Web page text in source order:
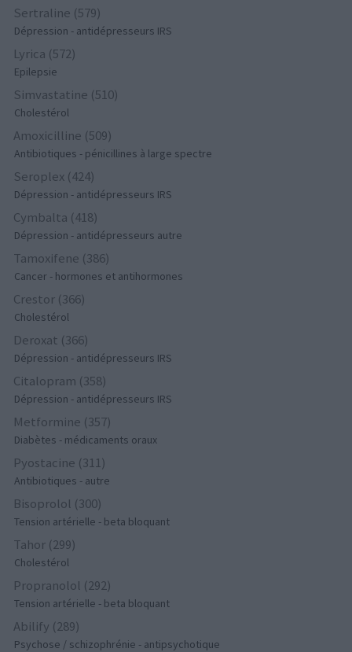
Sertraline (579)
Dépression - antidépresseurs IRS
Lyrica (572)
Epilepsie
Simvastatine (510)
Cholestérol
Amoxicilline (509)
Antibiotiques - pénicillines à large spectre
Seroplex (424)
Dépression - antidépresseurs IRS
Cymbalta (418)
Dépression - antidépresseurs autre
Tamoxifene (386)
Cancer - hormones et antihormones
Crestor (366)
Cholestérol
Deroxat (366)
Dépression - antidépresseurs IRS
Citalopram (358)
Dépression - antidépresseurs IRS
Metformine (357)
Diabètes - médicaments oraux
Pyostacine (311)
Antibiotiques - autre
Bisoprolol (300)
Tension artérielle - beta bloquant
Tahor (299)
Cholestérol
Propranolol (292)
Tension artérielle - beta bloquant
Abilify (289)
Psychose / schizophrénie - antipsychotique